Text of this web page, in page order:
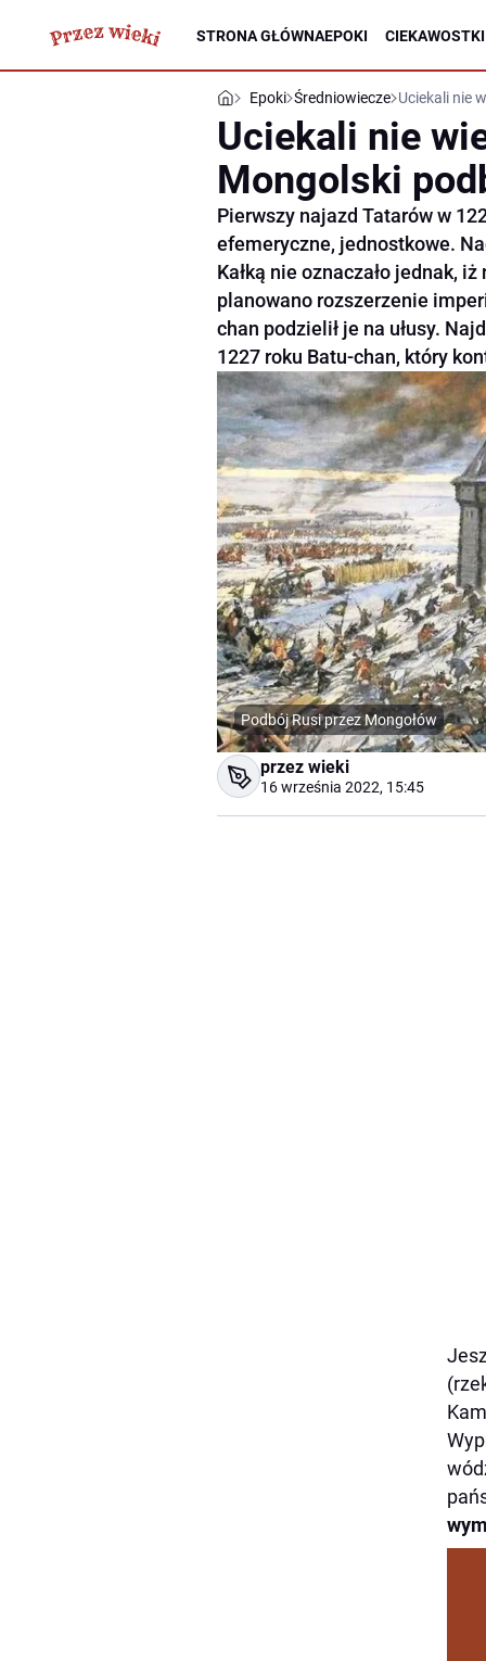
STRONA GŁÓWNAEPOKI
Epoki Średniowiecze Uciekali nie
Uciekali nie
Mongolski
Pierwszy najazd Tatarów w
efemeryczne, jednostkowe.
Kałką nie oznaczało jednak,
planowano rozszerzenie
chan podzielił je na ułusy.
1227 roku Batu-chan, który
Podbój Rusi przez Mongołów
przez wieki
16 września 2022, 15:45